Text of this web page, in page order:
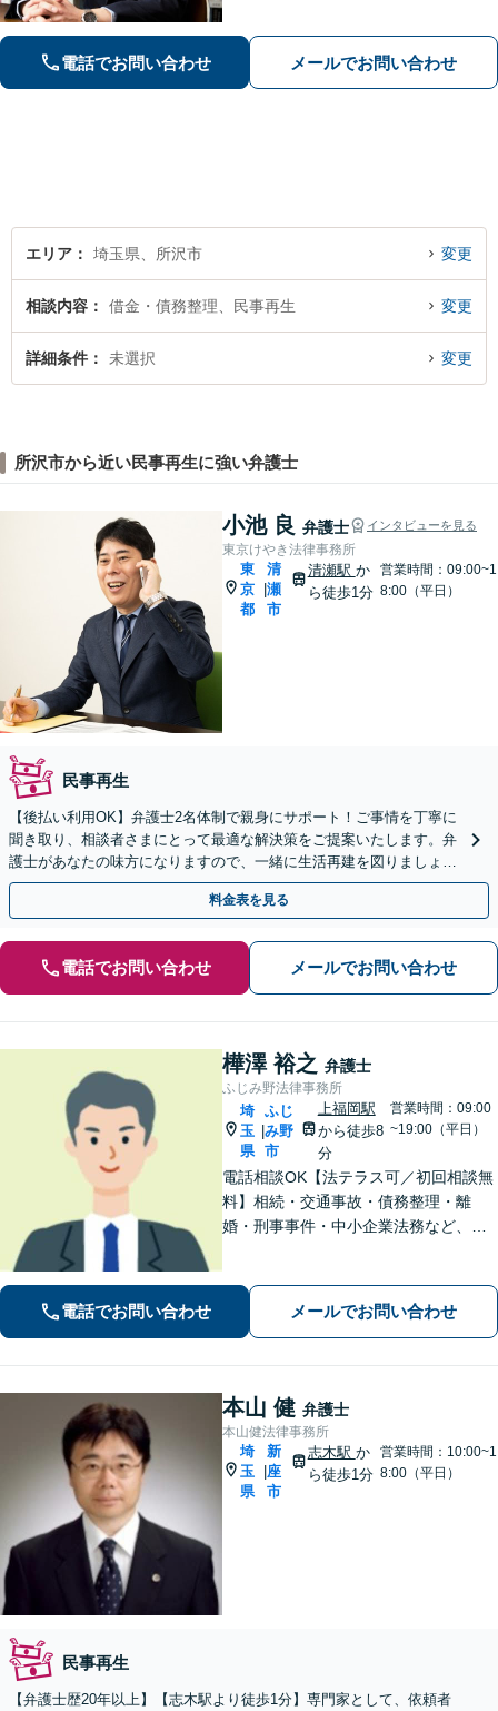
ください！【初回相談無料】
電話でお問い合わせ メールでお問い合わせ
エリア 埼玉県、所沢市 変更
相談内容 借金・債務整理、民事再生 変更
詳細条件 未選択 変更
所沢市から近い民事再生に強い弁護士
小池 良 弁護士 インタビューを見る
東京けやき法律事務所
東
京
都
清
瀬
市
清瀬駅 か
ら徒歩1分
営業時間：09:00~1
8:00（平日）
民事再生
【後払い利用OK】弁護士2名体制で親身にサポート！ご事情を丁寧に
聞き取り、相談者さまにとって最適な解決策をご提案いたします。弁
護士があなたの味方になりますので、一緒に生活再建を図りましょう
【夜間相談可｜Web面談可】
料金表を見る
電話でお問い合わせ メールでお問い合わせ
樺澤 裕之 弁護士
ふじみ野法律事務所
埼
玉
県
ふじ
み野
市
上福岡駅
から徒歩8
分
営業時間：09:00
~19:00（平日）
電話相談OK【法テラス可／初回相談無
料】相続・交通事故・債務整理・離
婚・刑事事件・中小企業法務など、お
へと導きます【休日夜間対応】【上福
岡駅8分】【駐車場あり】
電話でお問い合わせ メールでお問い合わせ
本山 健 弁護士
本山健法律事務所
埼
玉
県
新
座
市
志木駅 か
ら徒歩1分
営業時間：10:00~1
8:00（平日）
民事再生
【弁護士歴20年以上】【志木駅より徒歩1分】専門家として、依頼者